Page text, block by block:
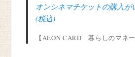
オンシネマチケットの購入が
(税込)
【AEON CARD 暮らしのマネー